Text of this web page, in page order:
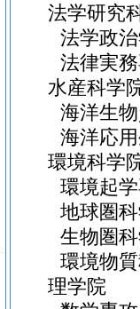
法学研究
法学政
法律実
水産科学
海洋生
海洋応
環境科学
環境起
地球圏
生物圏
環境物
理学院